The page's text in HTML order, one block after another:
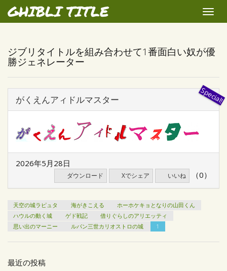
GHIBLI TITLE
Toggle
ジブリタイトルを組み合わせて1番面白い奴が優
勝ジェネレーター
がくえんアィドルマスター
2026年5月28日
ダウンロード Xでシェア いいね （0）
天空の城ラピュタ 海がきこえる
ホーホケキョとなりの山田くん
ハウルの動く城
ゲド戦記
借りぐらしのアリエッティ
思い出のマーニー
ルパン三世カリオストロの城 1
最近の投稿